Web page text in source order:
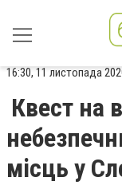
16:30, 11 листопада
Квест на
місць у